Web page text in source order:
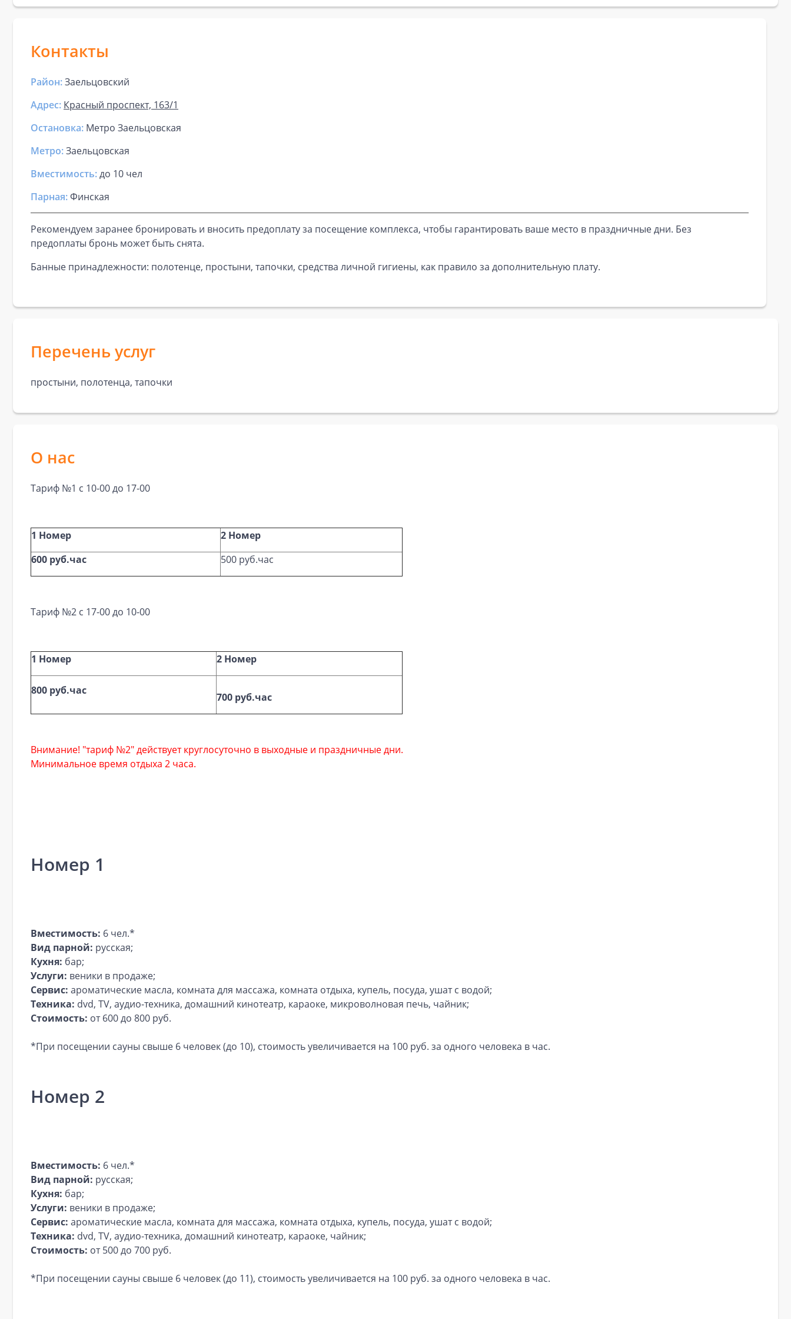
Контакты
Район:Заельцовский
Адрес: Красный проспект, 163/1
Остановка: Метро Заельцовская
Метро:Заельцовская
Вместимость:до 10 чел
Парная:Финская
Рекомендуем заранее бронировать и вносить предоплату за посещение комплекса, чтобы гарантировать ваше место в праздничные дни. Без
предоплаты бронь может быть снята.
Банные принадлежности: полотенце, простыни, тапочки, средства личной гигиены, как правило за дополнительную плату.
Перечень услуг
простыни, полотенца, тапочки
О нас
Тариф №1 с 10-00 до 17-00
1 Номер
2 Номер
600 руб.час
500 руб.час
Тариф №2 с 17-00 до 10-00
1 Номер 2 Номер
800 руб.час
700 руб.час
Внимание! "тариф №2" действует круглосуточно в выходные и праздничные дни.
Минимальное время отдыха 2 часа.
Номер 1
Вместимость: 6 чел.*
Вид парной: русская;
Кухня: бар;
Услуги: веники в продаже;
Сервис: ароматические масла, комната для массажа, комната отдыха, купель, посуда, ушат с водой;
Техника: dvd, TV, аудио-техника, домашний кинотеатр, караоке, микроволновая печь, чайник;
Стоимость: от 600 до 800 руб.
*При посещении сауны свыше 6 человек (до 10), стоимость увеличивается на 100 руб. за одного человека в час.
Номер 2
Вместимость: 6 чел.*
Вид парной: русская;
Кухня: бар;
Услуги: веники в продаже;
Сервис: ароматические масла, комната для массажа, комната отдыха, купель, посуда, ушат с водой;
Техника: dvd, TV, аудио-техника, домашний кинотеатр, караоке, чайник;
Стоимость: от 500 до 700 руб.
*При посещении сауны свыше 6 человек (до 11), стоимость увеличивается на 100 руб. за одного человека в час.